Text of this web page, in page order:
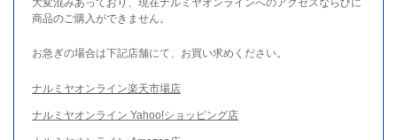
商品のご購入ができません。
お急ぎの場合は下記店舗にて、お買い求めください。
ナルミヤオンライン楽天市場店
ナルミヤオンライン Yahoo!ショッピング店